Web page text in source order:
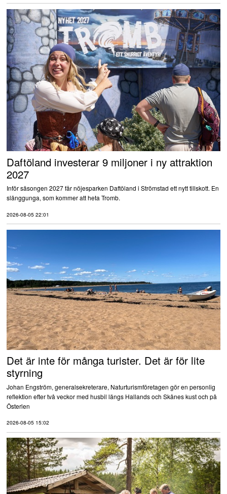
Daftöland investerar 9 miljoner i ny attraktion
2027
Inför säsongen 2027 får nöjesparken Daftöland i Strömstad ett nytt tillskott. En
slänggunga, som kommer att heta Tromb.
2026-08-05 22:01
Det är inte för många turister. Det är för lite
styrning
Johan Engström, generalsekreterare, Naturturismföretagen gör en personlig
reflektion efter två veckor med husbil längs Hallands och Skånes kust och på
Österlen
2026-08-05 15:02